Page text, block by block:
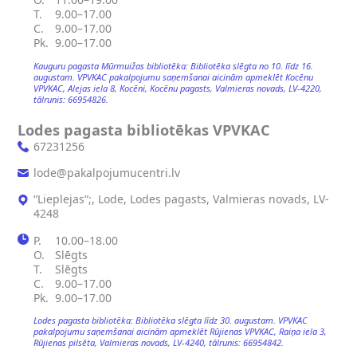
T.
9.00–17.00
C.
9.00–17.00
Pk. 9.00–17.00
Kauguru pagasta Mūrmuižas bibliotēka: Bibliotēka slēgta no 10. līdz 16.
augustam. VPVKAC pakalpojumu saņemšanai aicinām apmeklēt Kocēnu
VPVKAC, Alejas iela 8, Kocēni, Kocēnu pagasts, Valmieras novads, LV-4220,
tālrunis: 66954826.
Lodes pagasta bibliotēkas VPVKAC
67231256
lode@pakalpojumucentri.lv
“Lieplejas“;, Lode, Lodes pagasts, Valmieras novads, LV-
4248
P.
10.00–18.00
O.
Slēgts
T.
Slēgts
C.
9.00–17.00
Pk. 9.00–17.00
Lodes pagasta bibliotēka: Bibliotēka slēgta līdz 30. augustam. VPVKAC
pakalpojumu saņemšanai aicinām apmeklēt Rūjienas VPVKAC, Raiņa iela 3,
Rūjienas pilsēta, Valmieras novads, LV-4240, tālrunis: 66954842.